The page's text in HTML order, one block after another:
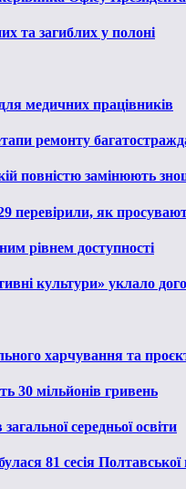
та загиблих у полоні
медичних працівників
ремонту
повністю замінюють
перевірили, як
рівнем доступності
культури» уклало
харчування та
30 мільйонів гривень
середньої освіти
81 сесія Полтавської